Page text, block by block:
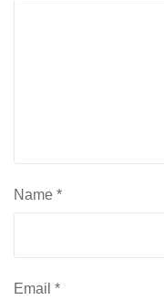
Name *
Email *